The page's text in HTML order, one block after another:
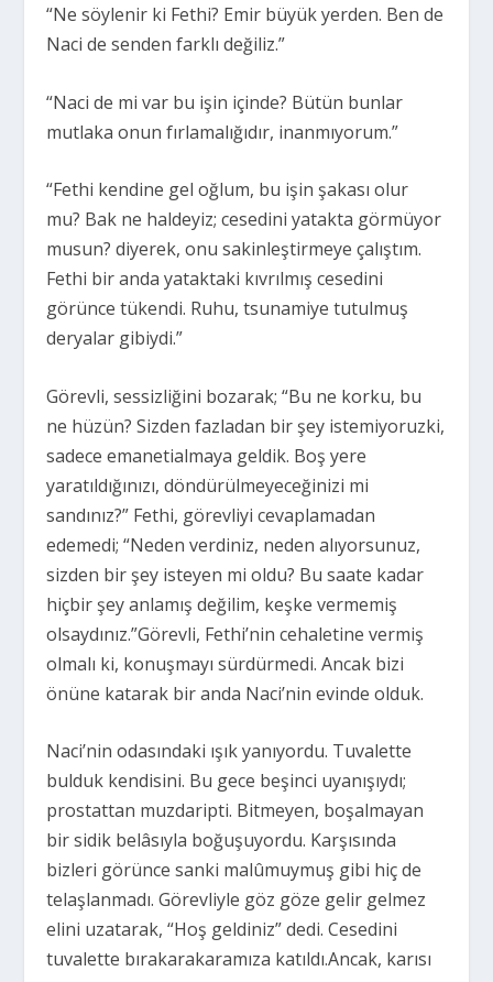
“Ne söylenir ki Fethi? Emir büyük yerden. Ben de
Naci de senden farklı değiliz.”
“Naci de mi var bu işin içinde? Bütün bunlar
mutlaka onun fırlamalığıdır, inanmıyorum.”
“Fethi kendine gel oğlum, bu işin şakası olur
mu? Bak ne haldeyiz; cesedini yatakta görmüyor
musun? diyerek, onu sakinleştirmeye çalıştım.
Fethi bir anda yataktaki kıvrılmış cesedini
görünce tükendi. Ruhu, tsunamiye tutulmuş
deryalar gibiydi.”
Görevli, sessizliğini bozarak; “Bu ne korku, bu
ne hüzün? Sizden fazladan bir şey istemiyoruzki,
sadece emanetialmaya geldik. Boş yere
yaratıldığınızı, döndürülmeyeceğinizi mi
sandınız?” Fethi, görevliyi cevaplamadan
edemedi; “Neden verdiniz, neden alıyorsunuz,
sizden bir şey isteyen mi oldu? Bu saate kadar
hiçbir şey anlamış değilim, keşke vermemiş
olsaydınız.”Görevli, Fethi’nin cehaletine vermiş
olmalı ki, konuşmayı sürdürmedi. Ancak bizi
önüne katarak bir anda Naci’nin evinde olduk.
Naci’nin odasındaki ışık yanıyordu. Tuvalette
bulduk kendisini. Bu gece beşinci uyanışıydı;
prostattan muzdaripti. Bitmeyen, boşalmayan
bir sidik belâsıyla boğuşuyordu. Karşısında
bizleri görünce sanki malûmuymuş gibi hiç de
telaşlanmadı. Görevliyle göz göze gelir gelmez
elini uzatarak, “Hoş geldiniz” dedi. Cesedini
tuvalette bırakarakaramıza katıldı.Ancak, karısı